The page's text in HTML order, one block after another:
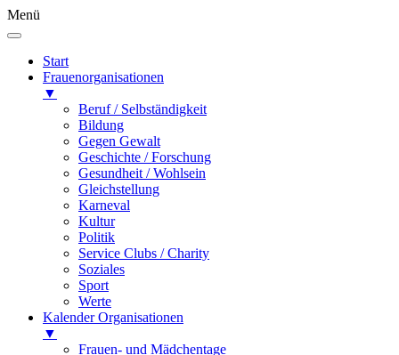
Menü
Start
Frauenorganisationen
▼
Beruf / Selbständigkeit
Bildung
Gegen Gewalt
Geschichte / Forschung
Gesundheit / Wohlsein
Gleichstellung
Karneval
Kultur
Politik
Service Clubs / Charity
Soziales
Sport
Werte
Kalender Organisationen
▼
Frauen- und Mädchentage